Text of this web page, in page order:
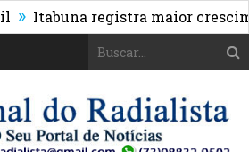
Itabuna registra maior